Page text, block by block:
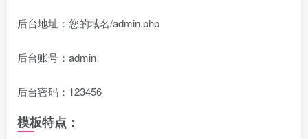
后台地址：您的域名/admin.php
后台账号：admin
后台密码：123456
模板特点：